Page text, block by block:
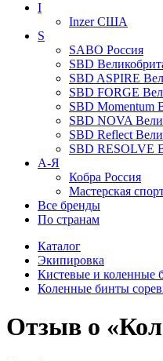
I
InzerСША
S
SABO Россия
SBD
SBD ASPIRE
SBD FORGE
SBD Momentum
SBD NOVA
SBD Reflect
SBD RESOLVE
А-Я
Кобра Россия
Мастерская
Все бренды
По странам
Каталог
Экипировка
Кистевые и коленные
Коленные бинты
Отзыв о